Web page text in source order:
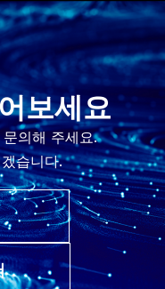
보세요
의해 주세요.
습니다.